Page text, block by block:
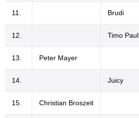
11. Brudi
12. Timo Paul
13. Peter Mayer
14. Juicy
15. Christian Broszeit